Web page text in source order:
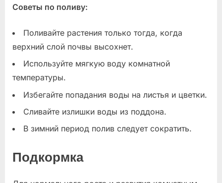
Советы по поливу:
Поливайте растения только тогда, когда
верхний слой почвы высохнет.
Используйте мягкую воду комнатной
температуры.
Избегайте попадания воды на листья и цветки.
Сливайте излишки воды из поддона.
В зимний период полив следует сократить.
Подкормка